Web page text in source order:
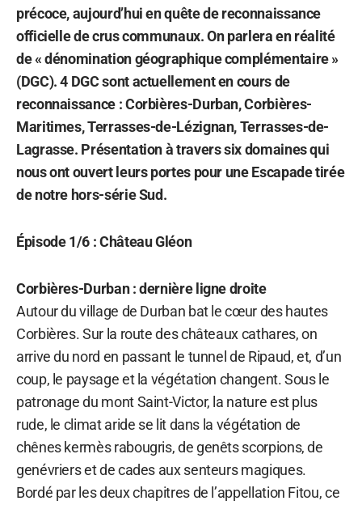
précoce, aujourd’hui en quête de reconnaissance
officielle de crus communaux. On parlera en réalité
de « dénomination géographique complémentaire »
(DGC). 4 DGC sont actuellement en cours de
reconnaissance : Corbières-Durban, Corbières-
Maritimes, Terrasses-de-Lézignan, Terrasses-de-
Lagrasse. Présentation à travers six domaines qui
nous ont ouvert leurs portes pour une Escapade tirée
de notre hors-série Sud.
Épisode 1/6 : Château Gléon
Corbières-Durban : dernière ligne droite
Autour du village de Durban bat le cœur des hautes
Corbières. Sur la route des châteaux cathares, on
arrive du nord en passant le tunnel de Ripaud, et, d’un
coup, le paysage et la végétation changent. Sous le
patronage du mont Saint-Victor, la nature est plus
rude, le climat aride se lit dans la végétation de
chênes kermès rabougris, de genêts scorpions, de
genévriers et de cades aux senteurs magiques.
Bordé par les deux chapitres de l’appellation Fitou, ce